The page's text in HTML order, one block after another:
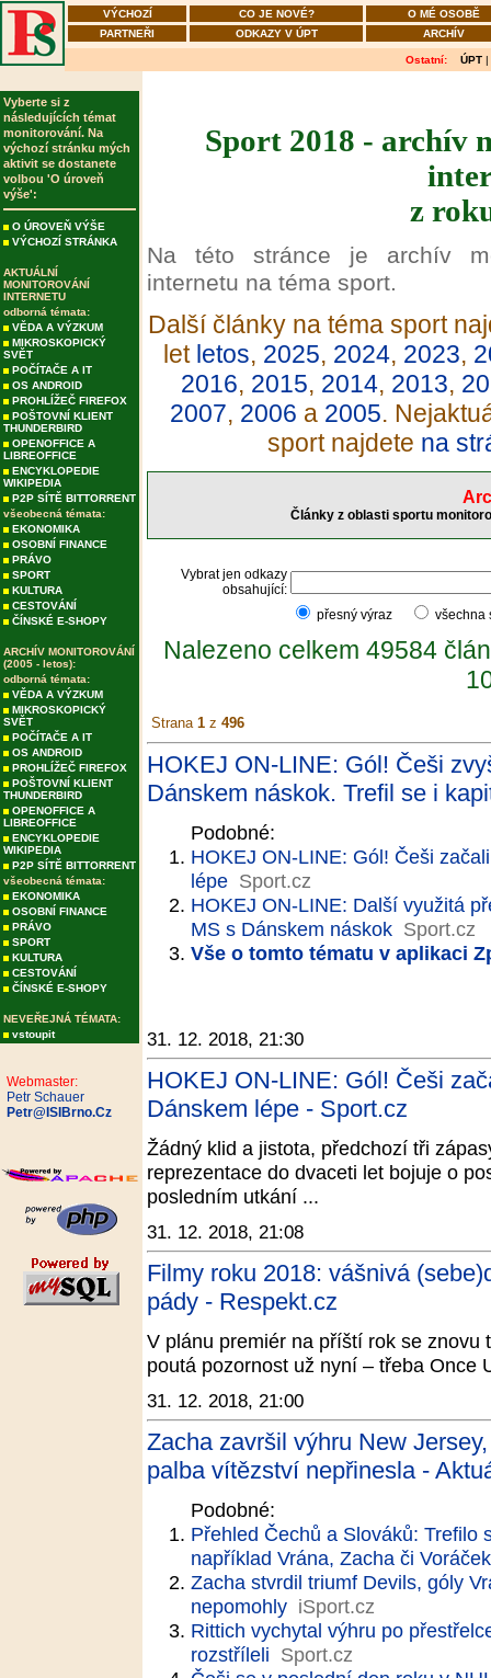
VÝCHOZÍ CO JE NOVÉ?
O MÉ OSOBĚ
PARTNEŘI
ODKAZY V ÚPT ARCHÍV
Ostatní: ÚPT |
Vyberte si z
následujících témat
monitorování. Na
výchozí stránku mých
aktivit se dostanete
volbou 'O úroveň
výše':
O ÚROVEŇ VÝŠE
VÝCHOZÍ STRÁNKA
AKTUÁLNÍ
MONITOROVÁNÍ
INTERNETU
odborná témata:
VĚDA A VÝZKUM
MIKROSKOPICKÝ
SVĚT
POČÍTAČE A IT
OS ANDROID
PROHLÍŽEČ FIREFOX
POŠTOVNÍ KLIENT
THUNDERBIRD
OPENOFFICE A
LIBREOFFICE
ENCYKLOPEDIE
WIKIPEDIA
P2P SÍTĚ BITTORRENT
všeobecná témata:
EKONOMIKA
OSOBNÍ FINANCE
PRÁVO
SPORT
KULTURA
CESTOVÁNÍ
ČÍNSKÉ E-SHOPY
ARCHÍV MONITOROVÁNÍ
(2005 - letos):
odborná témata:
VĚDA A VÝZKUM
MIKROSKOPICKÝ
SVĚT
POČÍTAČE A IT
OS ANDROID
PROHLÍŽEČ FIREFOX
POŠTOVNÍ KLIENT
THUNDERBIRD
OPENOFFICE A
LIBREOFFICE
ENCYKLOPEDIE
WIKIPEDIA
P2P SÍTĚ BITTORRENT
všeobecná témata:
EKONOMIKA
OSOBNÍ FINANCE
PRÁVO
SPORT
KULTURA
CESTOVÁNÍ
ČÍNSKÉ E-SHOPY
NEVEŘEJNÁ TÉMATA:
vstoupit
Webmaster:
Petr Schauer
Petr@ISIBrno.Cz
Sport 2018 - archív
z
Na této stránce je archív
internetu na téma sport.
Další články na téma sport
let letos, 2025, 2024, 2023,
2016, 2015, 2014, 2013,
2007, 2006 a 2005.
sport najdete na
Články z oblasti sportu
Vybrat jen odkazy
obsahující:
přesný výraz
Nalezeno celkem 49584
Strana 1 z 496
HOKEJ ON-LINE: Gól! Češi
Dánskem náskok. Trefil se i
Podobné:
HOKEJ ON-LINE: Gól! Češi
lépe Sport.cz
HOKEJ ON-LINE: Další využitá
MS s Dánskem náskok Sport.cz
Vše o tomto tématu v aplikaci
31. 12. 2018, 21:30
HOKEJ ON-LINE: Gól! Češi
Dánskem lépe - Sport.cz
Žádný klid a jistota, předchozí tři
reprezentace do dvaceti let bojuje o
posledním utkání ...
31. 12. 2018, 21:08
Filmy roku 2018: vášnivá
pády - Respekt.cz
V plánu premiér na příští rok se
poutá pozornost už nyní – třeba Once
31. 12. 2018, 21:00
Zacha završil výhru New
palba vítězství nepřinesla -
Podobné:
Přehled Čechů a Slováků: Trefilo
například Vrána, Zacha či Voráček
Zacha stvrdil triumf Devils, góly
nepomohly iSport.cz
Rittich vychytal výhru po
rozstříleli Sport.cz